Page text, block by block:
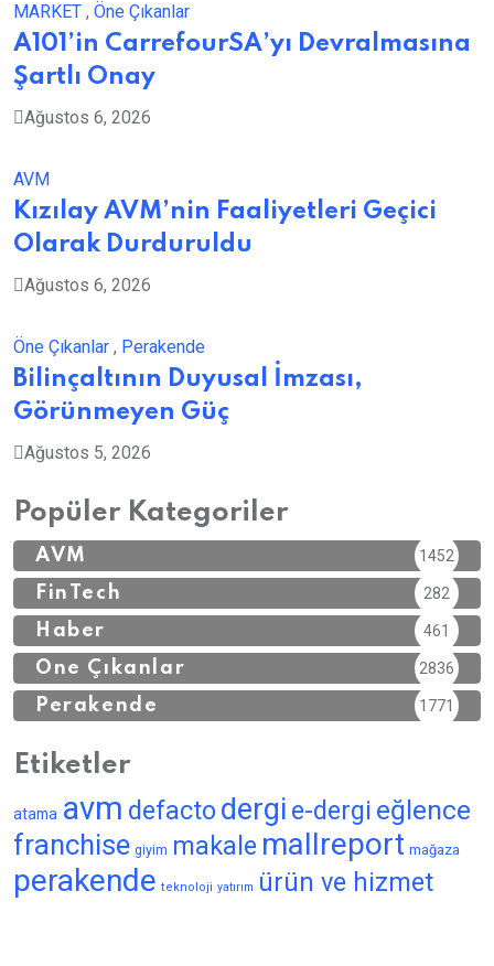
MARKET , Öne Çıkanlar
A101’in CarrefourSA’yı Devralmasına
Şartlı Onay
Ağustos 6, 2026
AVM
Kızılay AVM’nin Faaliyetleri Geçici
Olarak Durduruldu
Ağustos 6, 2026
Öne Çıkanlar , Perakende
Bilinçaltının Duyusal İmzası,
Görünmeyen Güç
Ağustos 5, 2026
Popüler Kategoriler
AVM 1452
FinTech 282
Haber 461
Öne Çıkanlar 2836
Perakende 1771
Etiketler
atama avm defacto dergi e-dergi eğlence
franchise giyim makale mallreport mağaza
perakende teknoloji yatırım ürün ve hizmet